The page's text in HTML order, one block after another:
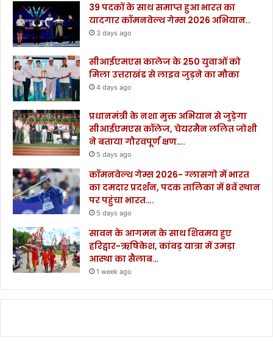
39 पदकों के साथ समाप्त हुआ भारत का
यादगार कॉमनवेल्थ गेम्स 2026 अभियान..
3 days ago
सीआईएमएस कालेज के 250 युवाओं को
मिला उत्तराखंड से लाइव जुड़ने का मौका
4 days ago
प्रधानमंत्री के नशा मुक्त अभियान से जुड़ेगा
सीआईएमएस कॉलेज, चेयरमैन ललित जोशी
ने बताया गौरवपूर्ण क्षण….
5 days ago
कॉमनवेल्थ गेम्स 2026- ग्लासगो में भारत
का दमदार प्रदर्शन, पदक तालिका में 8वें स्थान
पर पहुंचा भारत….
5 days ago
सावन के आगमन के साथ शिवमय हुए
हरिद्वार-ऋषिकेश, कांवड़ यात्रा में उमड़ा
आस्था का सैलाब…
1 week ago